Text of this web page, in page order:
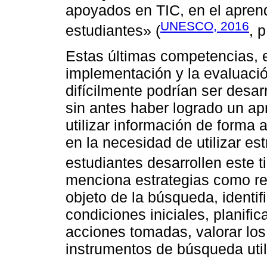
apoyados en TIC, en el
estudiantes» (UNESCO, 2016,
Estas últimas competencias,
implementación y la
difícilmente podrían ser
sin antes haber logrado un
utilizar información de forma
en la necesidad de utilizar
estudiantes desarrollen este
menciona estrategias como
objeto de la búsqueda,
condiciones iniciales,
acciones tomadas, valorar
instrumentos de búsqueda